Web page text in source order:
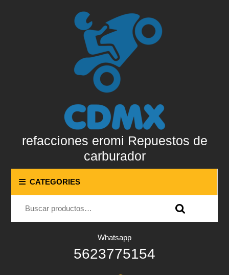
refacciones eromi Repuestos de
carburador
CATEGORIES
Whatsapp
5623775154